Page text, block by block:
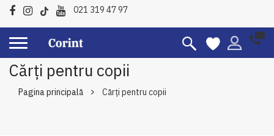
021 319 47 97
Cărți pentru copii
Pagina principală Cărți pentru copii